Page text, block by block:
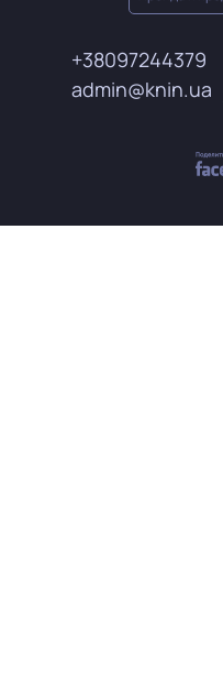
+38097244379
admin@knin.ua